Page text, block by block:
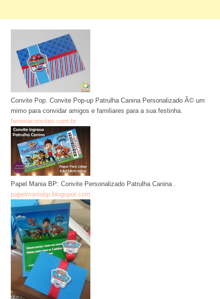
Convite Pop. Convite Pop-up Patrulha Canina Personalizado Ã© um
mimo para convidar amigos e familiares para a sua festinha.
ferreiraconvites.com.br
Papel Mania BP: Convite Personalizado Patrulha Canina .
papelmaniabp.blogspot.com